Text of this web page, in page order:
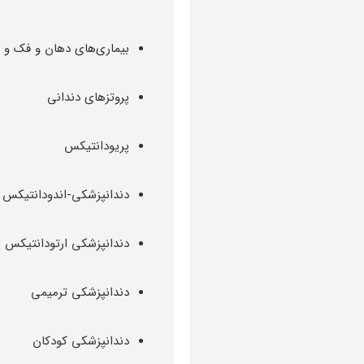
بیماری‌های دهان و فک
پروتزهای دندانی
پریودانتیکس
دندانپزشکی-اندودانتیکس
دندانپزشکی ارتودانتیکس
دندانپزشکی ترمیمی
دندانپزشکی کودکان